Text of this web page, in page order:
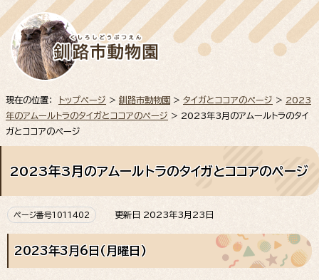
現在の位置： トップページ > 釧路市動物園 > タイガとココアのページ > 2023
年のアムールトラのタイガとココアのページ > 2023年3月のアムールトラのタイ
ガとココアのページ
2023年3月のアムールトラのタイガとココアのページ
ページ番号1011402 更新日 2023年3月23日
2023年3月6日(月曜日)